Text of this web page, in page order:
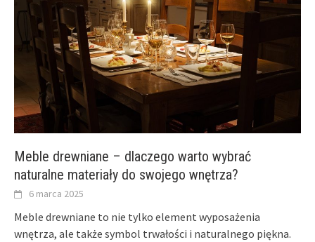
Meble drewniane – dlaczego warto wybrać
naturalne materiały do swojego wnętrza?
6 marca 2025
Meble drewniane to nie tylko element wyposażenia
wnętrza, ale także symbol trwałości i naturalnego piękna.